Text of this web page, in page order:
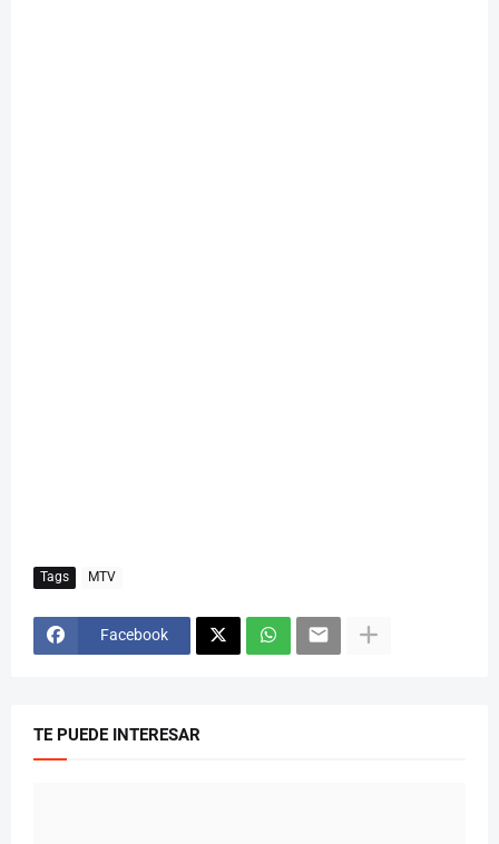
Tags MTV
Facebook
TE PUEDE INTERESAR